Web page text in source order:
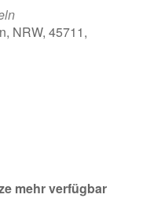
NRW, 45711,
mehr verfügbar